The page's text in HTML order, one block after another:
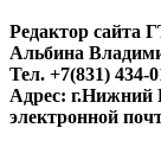
Редактор
Альбина
Тел. +7(831) 434-
Адрес: г.Нижний
электронной